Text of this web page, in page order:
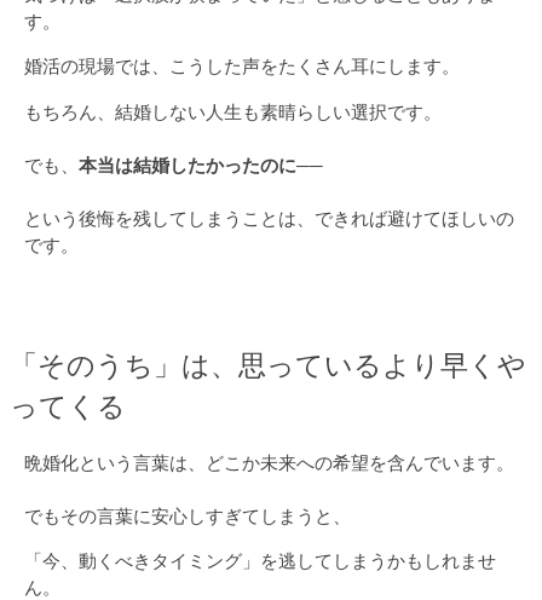
す。
婚活の現場では、こうした声をたくさん耳にします。
もちろん、結婚しない人生も素晴らしい選択です。
でも、本当は結婚したかったのに──
という後悔を残してしまうことは、できれば避けてほしいの
です。
「そのうち」は、思っているより早くや
ってくる
晩婚化という言葉は、どこか未来への希望を含んでいます。
でもその言葉に安心しすぎてしまうと、
「今、動くべきタイミング」を逃してしまうかもしれませ
ん。